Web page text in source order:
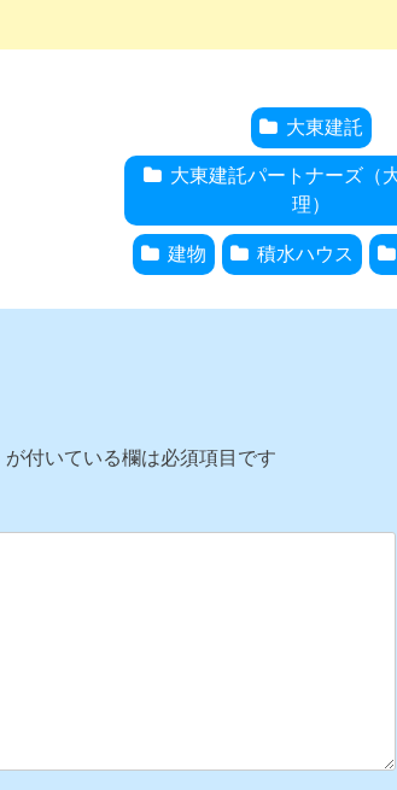
大東建託
大東建託パートナーズ（
理）
建物 積水ハウス
が付いている欄は必須項目です